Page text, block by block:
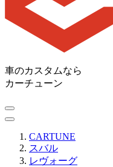
車のカスタムなら
カーチューン
CARTUNE
スバル
レヴォーグ